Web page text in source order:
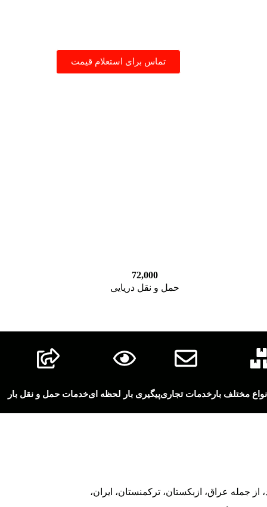
تماس برای استعلام قیمت
72,000
حمل و نقل دریایی
خدمات حمل و نقل بارپیگیری بار لحظه ایخدمات تجاری مختلف بار
عراق، ازبکستان، ترکمنستان، ایران،